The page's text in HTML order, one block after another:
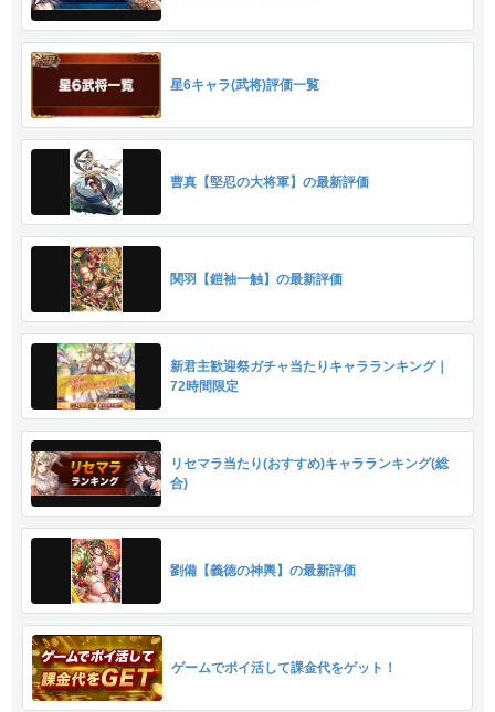
星6キャラ(武将)評価一覧
曹真【堅忍の大将軍】の最新評価
関羽【鎧袖一触】の最新評価
新君主歓迎祭ガチャ当たりキャラランキング｜
72時間限定
リセマラ当たり(おすすめ)キャラランキング(総
合)
劉備【義徳の神輿】の最新評価
ゲームでポイ活して課金代をゲット！